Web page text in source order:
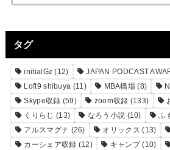
タグ
initialGz (12) JAPAN PODCAST
Loft9 shibuya (11) MBA橋場 (8)
Skype収録 (59) zoom収録 (133)
くりらじ (13) なろう小説 (10) ふ
アルスマグナ (26) オリックス (13)
カーシェア収録 (12) キャンプ(10)